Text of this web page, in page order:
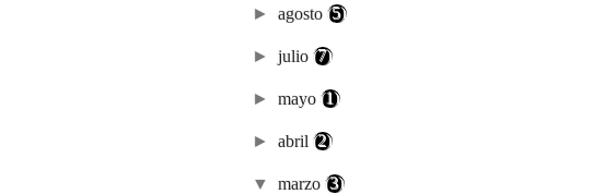
►agosto(5)
►julio(7)
►mayo(1)
►abril(2)
▼marzo(3)